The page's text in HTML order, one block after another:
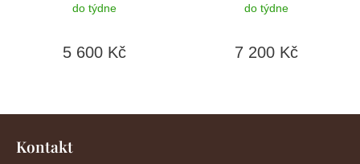
výměny do 90 dní
do týdne
5 600 Kč
dní + dárkový poukaz v
do týdne
7 200 Kč
Z
Kontakt